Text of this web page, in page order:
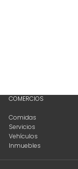
COMERCIOS
Comidas
Servicios
Vehículos
Inmuebles